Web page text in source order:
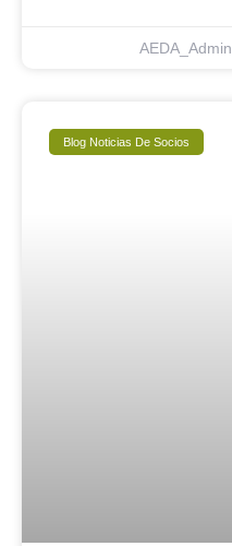
AEDA_Admin
Blog Noticias De Socios